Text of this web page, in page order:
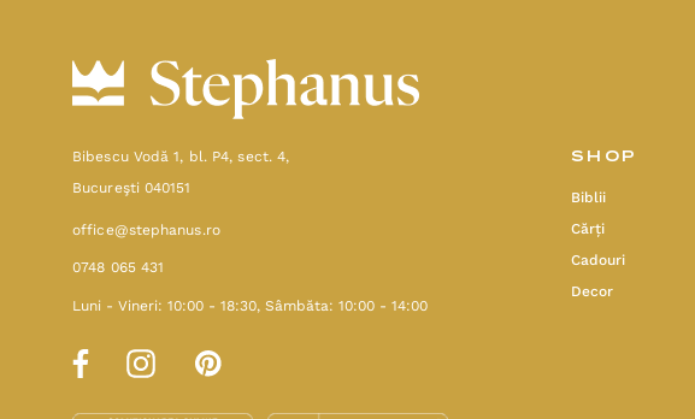
Bibescu Vodă 1, bl. P4, sect. 4,
Bucureşti 040151
office@stephanus.ro
0748 065 431
Luni - Vineri: 10:00 - 18:30, Sâmbăta: 10:00 - 14:00
SHOP
Biblii
Cărți
Cadouri
Decor